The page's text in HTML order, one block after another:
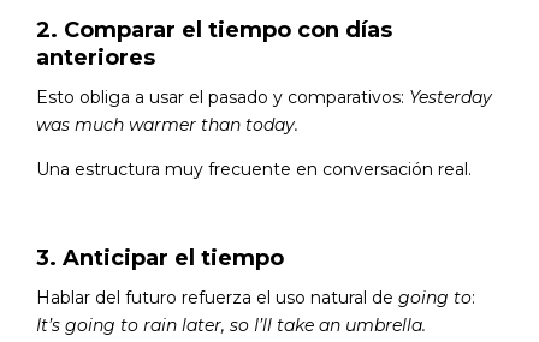
2. Comparar el tiempo con días
anteriores
Esto obliga a usar el pasado y comparativos: Yesterday
was much warmer than today.
Una estructura muy frecuente en conversación real.
3. Anticipar el tiempo
Hablar del futuro refuerza el uso natural de going to:
It’s going to rain later, so I’ll take an umbrella.